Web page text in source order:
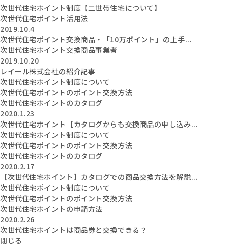
次世代住宅ポイント制度【二世帯住宅について】
次世代住宅ポイント活用法
2019.10.4
次世代住宅ポイント交換商品・「10万ポイント」の上手...
次世代住宅ポイント交換商品事業者
2019.10.20
レイール株式会社の紹介記事
次世代住宅ポイント制度について
次世代住宅ポイントのポイント交換方法
次世代住宅ポイントのカタログ
2020.1.23
次世代住宅ポイント【カタログからも交換商品の申し込み...
次世代住宅ポイント制度について
次世代住宅ポイントのポイント交換方法
次世代住宅ポイントのカタログ
2020.2.17
【次世代住宅ポイント】カタログでの商品交換方法を解説...
次世代住宅ポイント制度について
次世代住宅ポイントのポイント交換方法
次世代住宅ポイントの申請方法
2020.2.26
次世代住宅ポイントは商品券と交換できる？
閉じる